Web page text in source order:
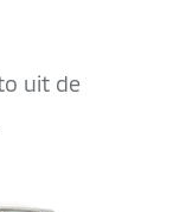
uit de